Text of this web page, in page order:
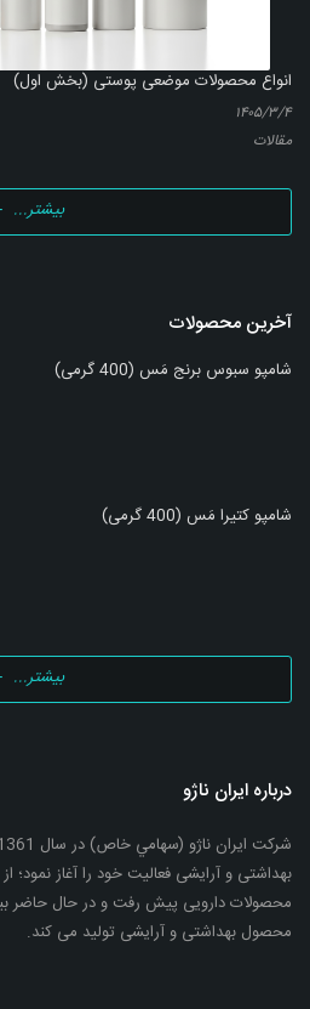
انواع محصولات موضعی پوستی (بخش اول)
۱۴۰۵/۳/۴
مقالات
بیشتر...
آخرین محصولات
شامپو سبوس برنج مَس (400 گرمی)
شامپو کتیرا مَس (400 گرمی)
بیشتر...
درباره ایران ناژو
محصول بهداشتی و آرایشی تولید می کند.